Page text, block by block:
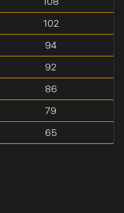
102
94
92
86
79
65